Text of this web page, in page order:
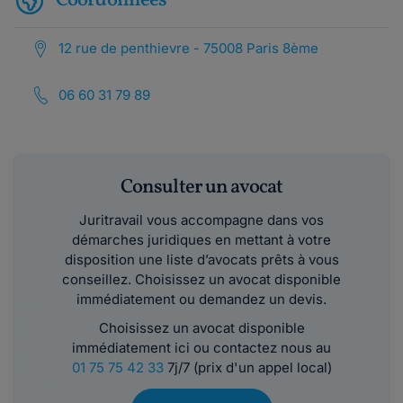
12 rue de penthievre - 75008 Paris 8ème
06 60 31 79 89
Consulter un avocat
Juritravail vous accompagne dans vos
démarches juridiques en mettant à votre
disposition une liste d’avocats prêts à vous
conseillez. Choisissez un avocat disponible
immédiatement ou demandez un devis.
Choisissez un avocat disponible
immédiatement ici ou contactez nous au
01 75 75 42 337j/7 (prix d'un appel local)